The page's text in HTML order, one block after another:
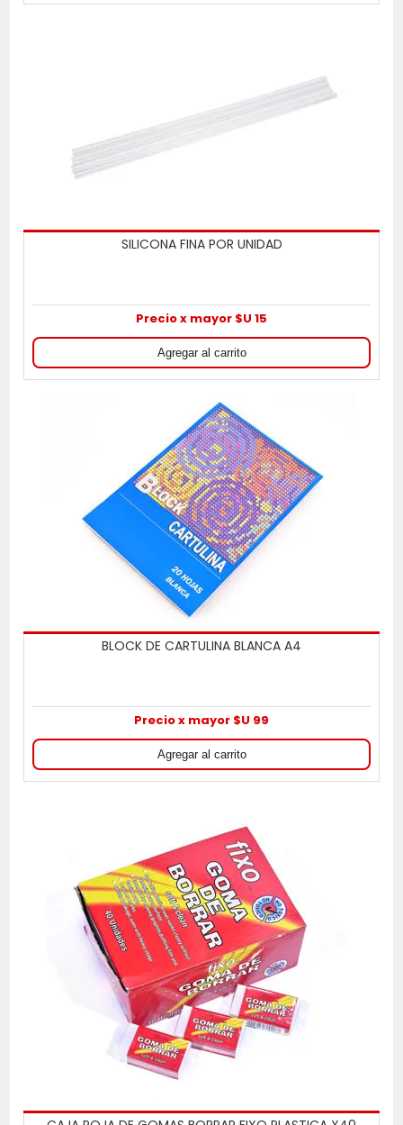
SILICONA FINA POR UNIDAD
Precio x mayor $U 15
BLOCK DE CARTULINA BLANCA A4
Precio x mayor $U 99